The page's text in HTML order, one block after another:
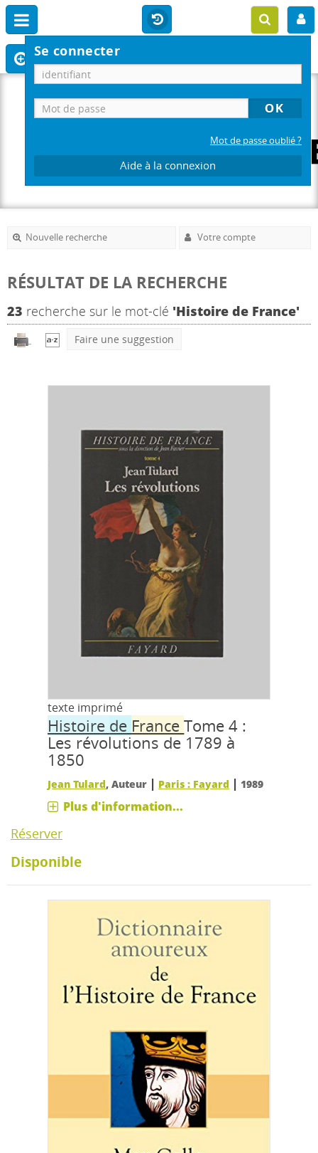
Se connecter
Mot de passe oublié ?
Aide à la connexion
Nouvelle recherche Votre compte
RÉSULTAT DE LA RECHERCHE
23 recherche sur le mot-clé 'Histoire de France'
Faire une suggestion
texte imprimé
Histoire de FranceTome 4 :
Les révolutions de 1789 à
1850
Jean Tulard, Auteur | Paris : Fayard | 1989
Plus d'information...
Réserver
Disponible